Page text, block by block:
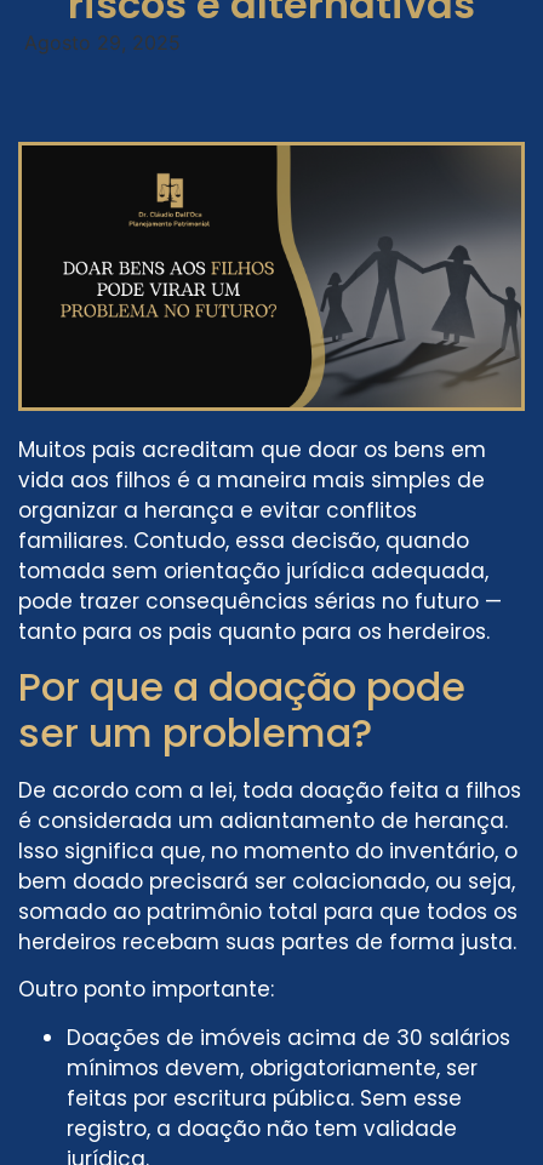
Agosto 29, 2025
Muitos pais acreditam que doar os bens em
vida aos filhos é a maneira mais simples de
organizar a herança e evitar conflitos
familiares. Contudo, essa decisão, quando
tomada sem orientação jurídica adequada,
pode trazer consequências sérias no futuro —
tanto para os pais quanto para os herdeiros.
Por que a doação pode
ser um problema?
De acordo com a lei, toda doação feita a filhos
é considerada um adiantamento de herança.
Isso significa que, no momento do inventário, o
bem doado precisará ser colacionado, ou seja,
somado ao patrimônio total para que todos os
herdeiros recebam suas partes de forma justa.
Outro ponto importante:
Doações de imóveis acima de 30 salários
mínimos devem, obrigatoriamente, ser
feitas por escritura pública. Sem esse
registro, a doação não tem validade
jurídica.